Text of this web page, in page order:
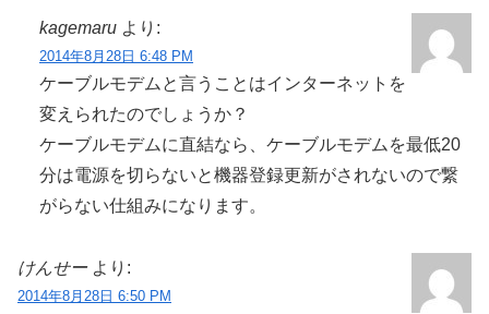
kagemaru より:
2014年8月28日 6:48 PM
ケーブルモデムと言うことはインターネットを
変えられたのでしょうか？
ケーブルモデムに直結なら、ケーブルモデムを最低20
分は電源を切らないと機器登録更新がされないので繋
がらない仕組みになります。
けんせー より:
2014年8月28日 6:50 PM